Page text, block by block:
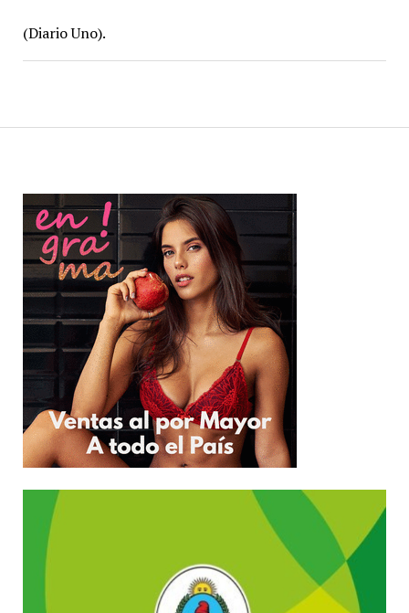
(Diario Uno).